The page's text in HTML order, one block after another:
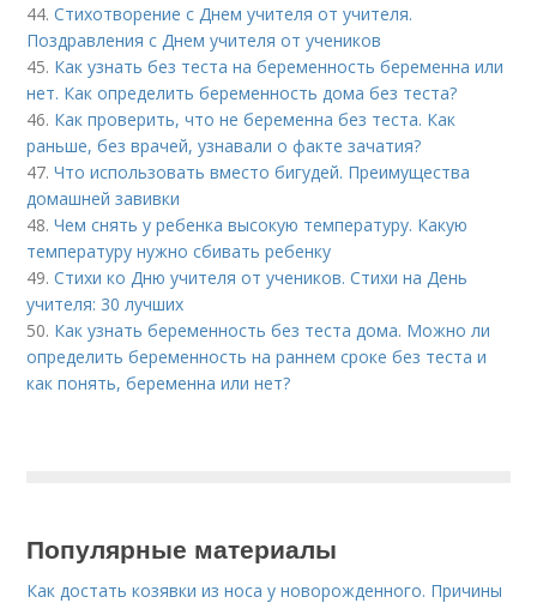
44.Стихотворение с Днем учителя от учителя.
Поздравления с Днем учителя от учеников
45. Как узнать без теста на беременность беременна или
нет. Как определить беременность дома без теста?
46. Как проверить, что не беременна без теста. Как
раньше, без врачей, узнавали о факте зачатия?
47.Что использовать вместо бигудей. Преимущества
домашней завивки
48.Чем снять у ребенка высокую температуру. Какую
температуру нужно сбивать ребенку
49.Стихи ко Дню учителя от учеников. Стихи на День
учителя: 30 лучших
50. Как узнать беременность без теста дома. Можно ли
определить беременность на раннем сроке без теста и
как понять, беременна или нет?
Популярные материалы
Как достать козявки из носа у новорожденного. Причины